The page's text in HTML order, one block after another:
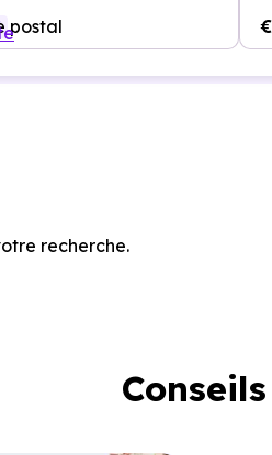
postal €
recherche.